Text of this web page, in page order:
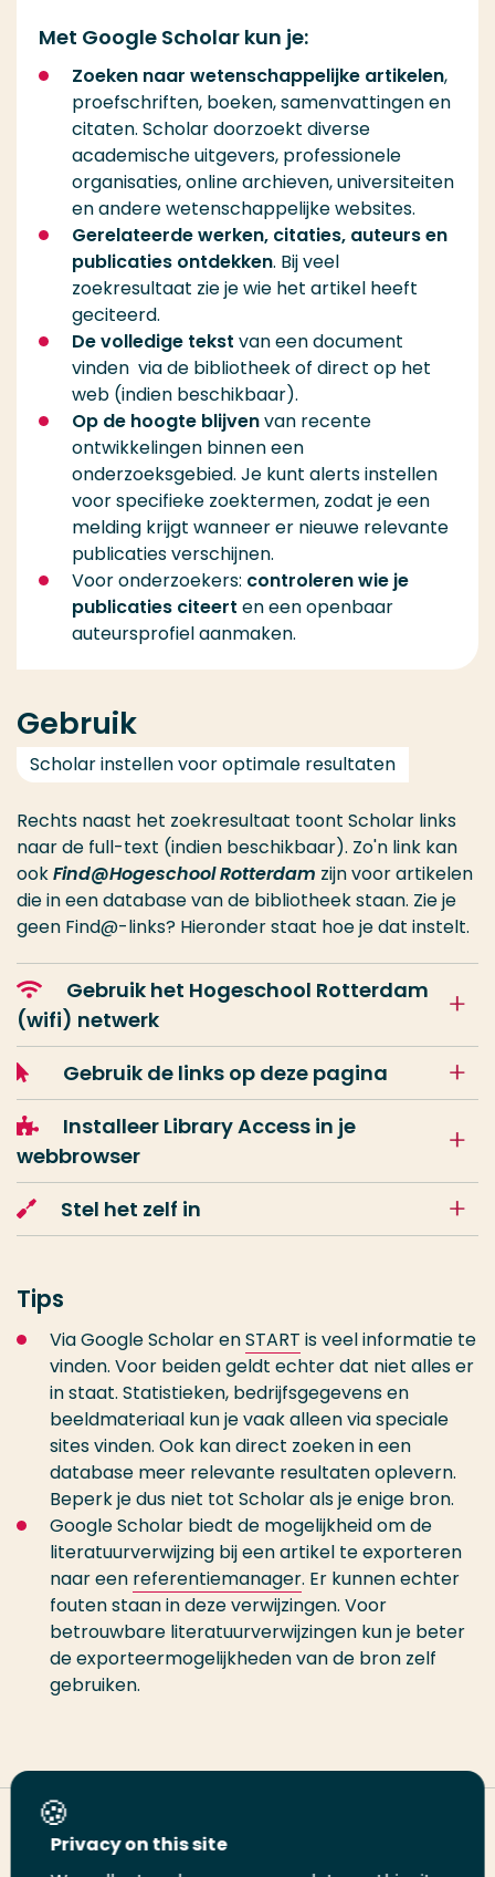
Met Google Scholar kun je:
Zoeken naar wetenschappelijke artikelen,
proefschriften, boeken, samenvattingen en
citaten. Scholar doorzoekt diverse
academische uitgevers, professionele
organisaties, online archieven, universiteiten
en andere wetenschappelijke websites.
Gerelateerde werken, citaties, auteurs en
publicaties ontdekken. Bij veel
zoekresultaat zie je wie het artikel heeft
geciteerd.
De volledige tekst van een document
vinden via de bibliotheek of direct op het
web (indien beschikbaar).
Op de hoogte blijvenvan recente
ontwikkelingen binnen een
onderzoeksgebied. Je kunt alerts instellen
voor specifieke zoektermen, zodat je een
melding krijgt wanneer er nieuwe relevante
publicaties verschijnen.
Voor onderzoekers: controleren wie je
publicaties citeert en een openbaar
auteursprofiel aanmaken.
Gebruik
Scholar instellen voor optimale resultaten
Rechts naast het zoekresultaat toont Scholar links
naar de full-text (indien beschikbaar). Zo'n link kan
ookFind@Hogeschool Rotterdam zijn voor artikelen
die in een database van de bibliotheek staan. Zie je
geen Find@-links? Hieronder staat hoe je dat instelt.
Gebruik het Hogeschool Rotterdam
(wifi) netwerk
Gebruik de links op deze pagina
Installeer Library Access in je
webbrowser
Stel het zelf in
Tips
Via Google Scholar enSTART is veel informatie te
vinden. Voor beiden geldt echter dat niet alles er
in staat. Statistieken, bedrijfsgegevens en
beeldmateriaal kun je vaak alleen via speciale
sites vinden. Ook kan direct zoeken in een
database meer relevante resultaten oplevern.
Beperk je dus niet tot Scholar als je enige bron.
Google Scholar biedt de mogelijkheid om de
literatuurverwijzing bij een artikel te exporteren
naar een referentiemanager. Er kunnen echter
fouten staan in deze verwijzingen. Voor
betrouwbare literatuurverwijzingen kun je beter
de exporteermogelijkheden van de bron zelf
gebruiken.
Deel deze pagina
Privacy on this site